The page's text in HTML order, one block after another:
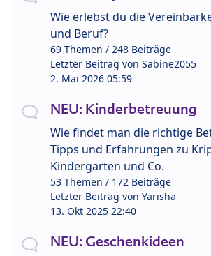
Wie erlebst du die
und Beruf?
69 Themen / 248 Beiträge
Letzter Beitrag von Sabine2055
2. Mai 2026 05:59
NEU: Kinderbetreuung
Wie findet man die richtige
Tipps und Erfahrungen zu
Kindergarten und Co.
53 Themen / 172 Beiträge
Letzter Beitrag von Yarisha
13. Okt 2025 22:40
NEU: Geschenkideen